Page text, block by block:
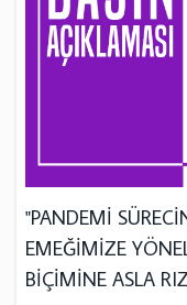
"PANDEMİ
EMEĞİMİZE
BİÇİMİNE ASLA